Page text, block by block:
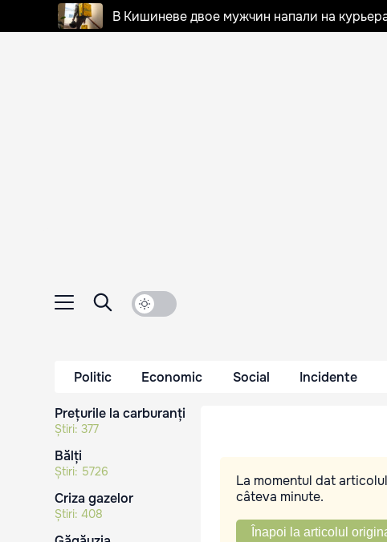
В Кишиневе двое мужчин напали на
Politic Economic Social Incidente
Prețurile la carburanți
Știri: 377
Bălți
Știri: 5726
Criza gazelor
Știri: 408
La momentul dat
câteva minute.
Înapoi la articolul